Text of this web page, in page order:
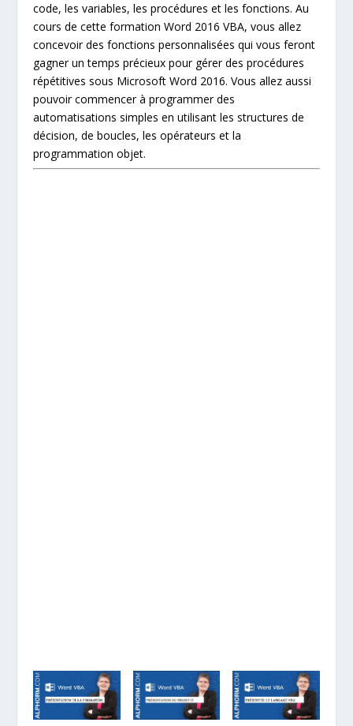
code, les variables, les procédures et les fonctions. Au
cours de cette formation Word 2016 VBA, vous allez
concevoir des fonctions personnalisées qui vous feront
gagner un temps précieux pour gérer des procédures
répétitives sous Microsoft Word 2016. Vous allez aussi
pouvoir commencer à programmer des
automatisations simples en utilisant les structures de
décision, de boucles, les opérateurs et la
programmation objet.